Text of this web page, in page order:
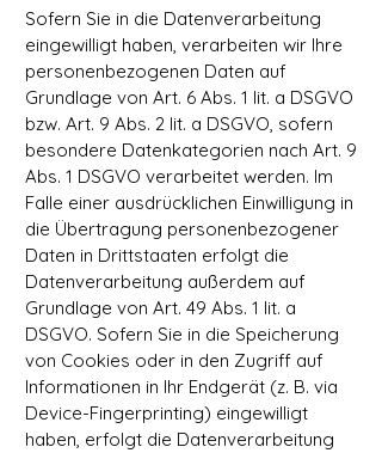
Sofern Sie in die Datenverarbeitung
eingewilligt haben, verarbeiten wir Ihre
personenbezogenen Daten auf
Grundlage von Art. 6 Abs. 1 lit. a DSGVO
bzw. Art. 9 Abs. 2 lit. a DSGVO, sofern
besondere Datenkategorien nach Art. 9
Abs. 1 DSGVO verarbeitet werden. Im
Falle einer ausdrücklichen Einwilligung in
die Übertragung personenbezogener
Daten in Drittstaaten erfolgt die
Datenverarbeitung außerdem auf
Grundlage von Art. 49 Abs. 1 lit. a
DSGVO. Sofern Sie in die Speicherung
von Cookies oder in den Zugriff auf
Informationen in Ihr Endgerät (z. B. via
Device-Fingerprinting) eingewilligt
haben, erfolgt die Datenverarbeitung